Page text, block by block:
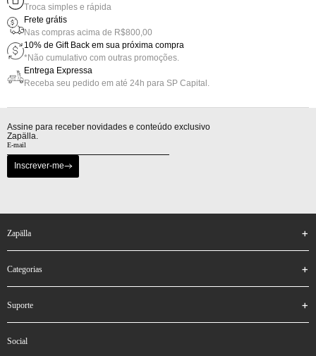
Troca simples e rápida
Frete grátis
Nas compras acima de R$800,00
10% de Gift Back em sua próxima compra
*Não cumulativo com outras promoções.
Entrega Expressa
Receba seu pedido em até 24h para SP Capital.
Assine para receber novidades e conteúdo exclusivo
Zapälla.
Inscrever-me
zapälla
categorias
suporte
social